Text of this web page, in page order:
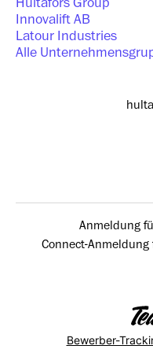
Innovalift AB
Latour Industries
Alle
Anmeldung
Connect-
Bewerber-